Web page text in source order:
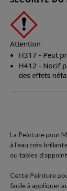
Attention
H317 - Peut
H412 - Nocif
des effets
La Peinture pour
à l'eau très
ou tables
Cette Peinture
facile à appliquer